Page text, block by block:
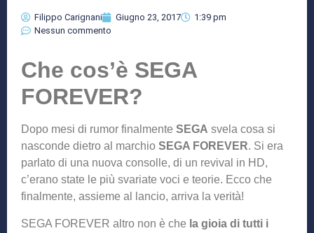
Filippo Carignani Giugno 23, 2017
1:39 pm
Nessun commento
Che cos’è SEGA
FOREVER?
Dopo mesi di rumor finalmente SEGA svela cosa si
nasconde dietro al marchio SEGA FOREVER. Si era
parlato di una nuova consolle, di un revival in HD,
c’erano state le più svariate voci e teorie. Ecco che
finalmente, assieme al lancio, arriva la verità!
SEGA FOREVER altro non è che la gioia di tutti i